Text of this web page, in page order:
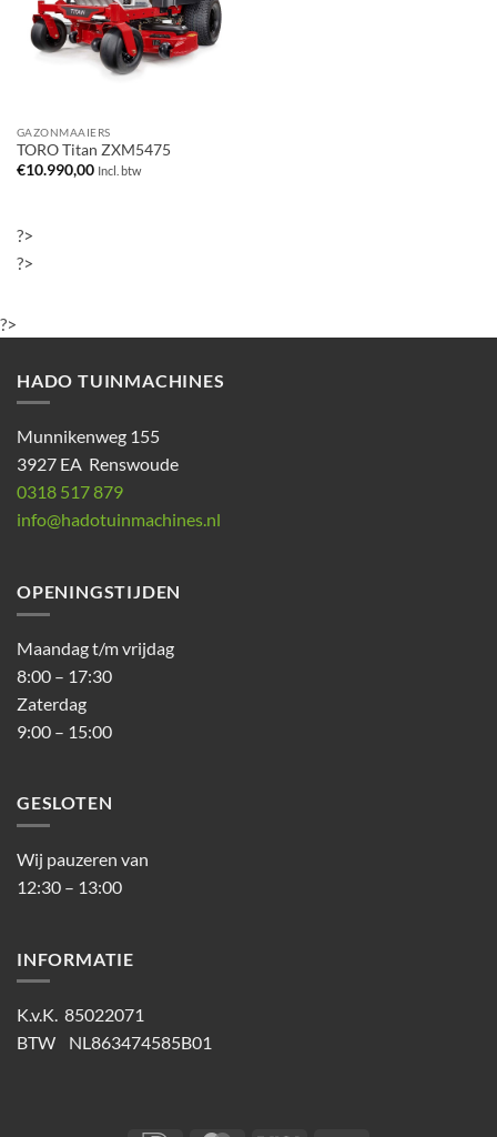
GAZONMAAIERS
TORO Titan ZXM5475
€10.990,00 Incl. btw
?>
?>
?>
HADO TUINMACHINES
Munnikenweg 155
3927 EA Renswoude
0318 517 879
info@hadotuinmachines.nl
OPENINGSTIJDEN
Maandag t/m vrijdag
8:00 – 17:30
Zaterdag
9:00 – 15:00
GESLOTEN
Wij pauzeren van
12:30 – 13:00
INFORMATIE
K.v.K. 85022071
BTW NL863474585B01